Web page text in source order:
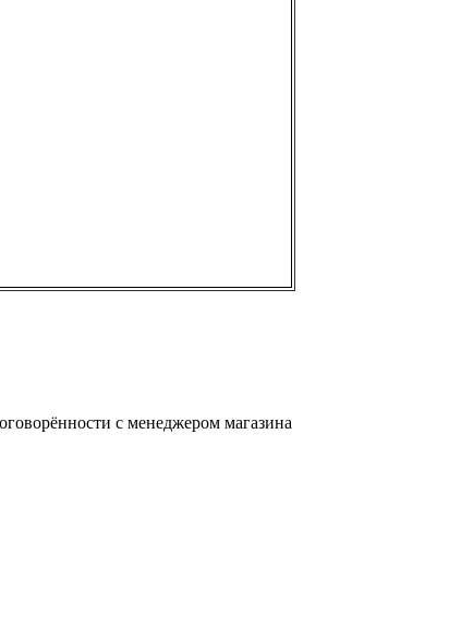
с менеджером магазина